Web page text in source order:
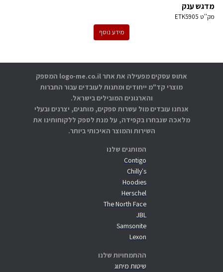
מדגש ענק
מק''ט ETK5905
מידע נוסף
המותגים שלנו
Contigo
Chilly's
Hoodies
Herschel
The North Face
JBL
Samsonite
Lexon
ההתמחויות שלנו
שיטות מיתוג
אתוס עסקים מפעילה את אתר logo-me.co.il המספק
מוצרי קד"מ ייחודים ומתנות לעובדים עבור החברות
והארגונים המובילים בישראל.
אנחנו עובדים מול עשרות ספקים, מותגים, יצרנים ובעלי
מלאכה שנבחרו בקפידה, על מנת לספק ללקוחותינו את
השירות והמוצר האיכותי ביותר.